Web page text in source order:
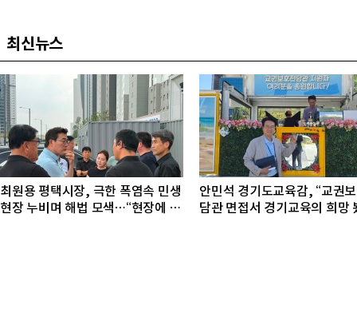
최신뉴스
최원용 평택시장, 극한 폭염속 민생
현장 누비며 해법 모색…“현장에 답
안민석 경기도교육감, “교권
담관 면접서 경기교육의 희망